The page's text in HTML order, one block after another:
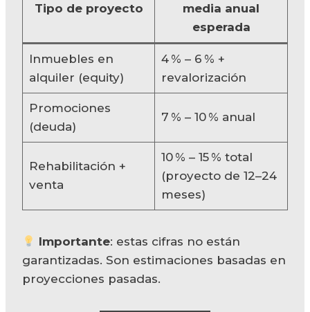
Tipo de proyecto
media anual
esperada
Inmuebles en
alquiler (equity)
4 % – 6 % +
revalorización
Promociones
(deuda)
7 % – 10 % anual
Rehabilitación +
venta
10 % – 15 % total
(proyecto de 12–24
meses)
Importante: estas cifras no están
garantizadas. Son estimaciones basadas en
proyecciones pasadas.